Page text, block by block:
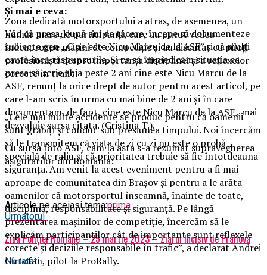
Și mai e ceva:
Văd că presa, după ani de tăcere, începe să documenteze
subiecte gen ,,Cine este Nicu Marcu de la ASF” și că mulți
caută încă răspunsurile. Și ca să împiedicăm situația ca
presa să scrie abia peste 2 ani cine este Nicu Marcu de la
ASF, renunț la orice drept de autor pentru acest articol, pe
care l-am scris în urma cu mai bine de 2 ani și în care
documentam, de fapt, cine este Nicu Marcu de la ASF , mai
dezvaluie sursa citata. (Cristina T.).
Cu sursa foto ASF, cam la asta s-a rezumat supravegherea
asigurarilor din România:
Articole pe aceiasi tema:prima
Urmatorul
Ziua Poliției Române – 25 martie 2023 – Ziarul Incisiv de Prahova
Nu ratati
Zona dedicată motorsportului a atras, de asemenea, un
număr mare de participanți, care au putut vedea
îndeaproape mașini de competiție și au discutat cu piloți
profesioniști despre importanța disciplinei și a reflexelor
corecte în trafic.
„Cele mai multe accidente se produc pentru că oamenii
sunt grăbiți și conduc sub presiunea timpului. Noi încercăm
să le transmitem că viața de zi cu zi nu este o probă
specială de raliu și că prioritatea trebuie să fie întotdeauna
siguranța. Am venit la acest eveniment pentru a fi mai
aproape de comunitatea din Brașov și pentru a le arăta
oamenilor că motorsportul înseamnă, înainte de toate,
disciplină, responsabilitate și siguranță. Pe lângă
prezentarea mașinilor de competiție, încercăm să le
explicăm participanților cât de importante sunt reflexele
corecte și deciziile responsabile în trafic”, a declarat Andrei
Gîrtofan, pilot la ProRally.